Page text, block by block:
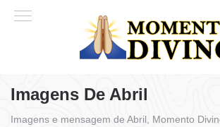
Imagens De Abril
Imagens e mensagem de Abril, Momento